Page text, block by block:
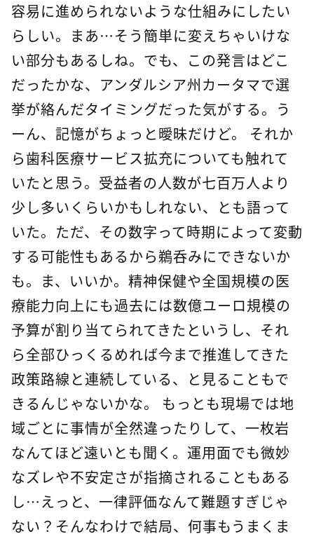
容易に進められないような仕組みにしたい
らしい。まあ…そう簡単に変えちゃいけな
い部分もあるしね。でも、この発言はどこ
だったかな、アンダルシア州カータマで選
挙が絡んだタイミングだった気がする。う
ーん、記憶がちょっと曖昧だけど。 それか
ら歯科医療サービス拡充についても触れて
いたと思う。受益者の人数が七百万人より
少し多いくらいかもしれない、とも語って
いた。ただ、その数字って時期によって変動
する可能性もあるから鵜呑みにできないか
も。ま、いいか。精神保健や全国規模の医
療能力向上にも過去には数億ユーロ規模の
予算が割り当てられてきたというし、それ
ら全部ひっくるめれば今まで推進してきた
政策路線と連続している、と見ることもで
きるんじゃないかな。 もっとも現場では地
域ごとに事情が全然違ったりして、一枚岩
なんてほど遠いとも聞く。運用面でも微妙
なズレや不安定さが指摘されることもある
し…えっと、一律評価なんて難題すぎじゃ
ない？そんなわけで結局、何事もうまくま